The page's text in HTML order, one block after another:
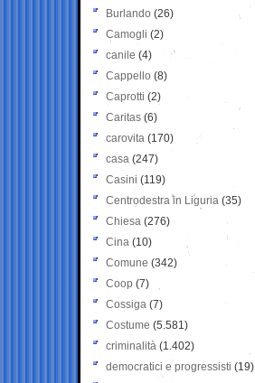
Burlando (26)
Camogli (2)
canile (4)
Cappello (8)
Caprotti (2)
Caritas (6)
carovita (170)
casa (247)
Casini (119)
Centrodestra in Liguria (35)
Chiesa (276)
Cina (10)
Comune (342)
Coop (7)
Cossiga (7)
Costume (5.581)
criminalità (1.402)
democratici e progressisti (19)